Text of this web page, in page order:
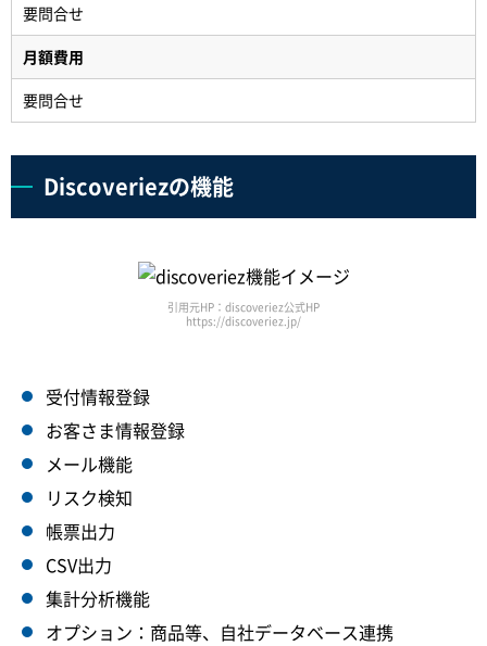
要問合せ
月額費用
要問合せ
Discoveriezの機能
引用元HP：discoveriez公式HP
https://discoveriez.jp/
受付情報登録
お客さま情報登録
メール機能
リスク検知
帳票出力
CSV出力
集計分析機能
オプション：商品等、自社データベース連携